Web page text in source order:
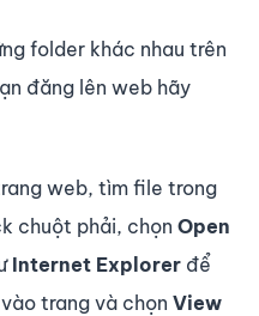
folder khác nhau trên
đăng lên web hãy
web, tìm file trong
chuột phải, chọn Open
Internet Explorer để
trang và chọn View